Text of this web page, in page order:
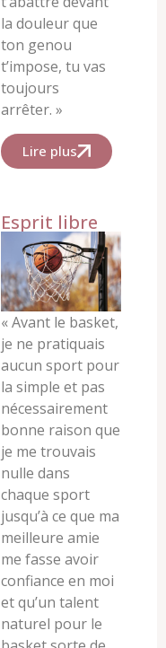
la douleur que
ton genou
t’impose, tu vas
toujours
arrêter. »
Lire plus
Esprit libre
«Avant le basket,
je ne pratiquais
aucun sport pour
la simple et pas
nécessairement
bonne raison que
je me trouvais
nulle dans
chaque sport
jusqu’à ce que ma
meilleure amie
me fasse avoir
confiance en moi
et qu’un talent
naturel pour le